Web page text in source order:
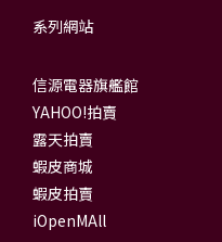
系列網站
信源電器旗艦館
YAHOO!拍賣
露天拍賣
蝦皮商城
蝦皮拍賣
iOpenMAll